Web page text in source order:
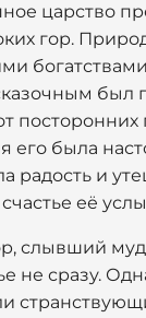
царство
гор.
был
посторонних
его была
радость и
её
слывший
не сразу.